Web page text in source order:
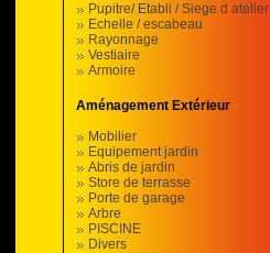
Pupitre/ Etabli / Siege d atelier
Echelle / escabeau
Rayonnage
Vestiaire
Armoire
Aménagement Extérieur
Mobilier
Equipement jardin
Abris de jardin
Store de terrasse
Porte de garage
Arbre
PISCINE
Divers